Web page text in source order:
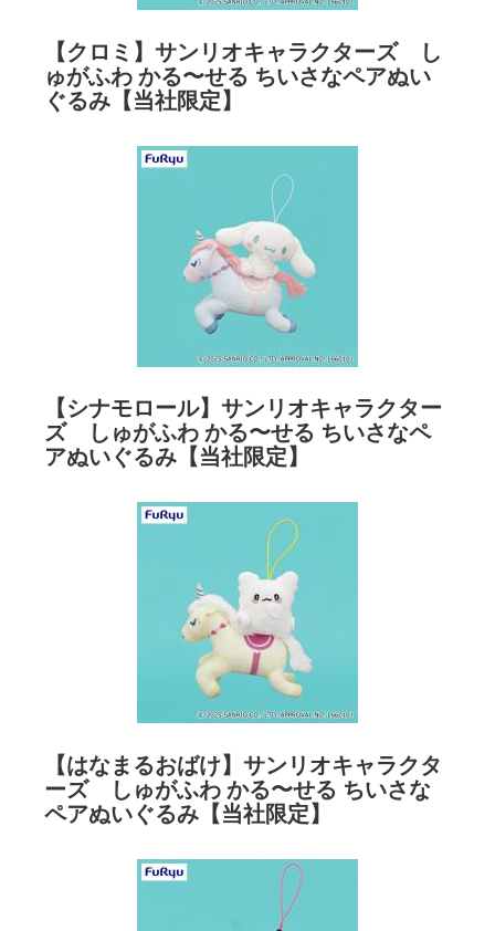
【クロミ】サンリオキャラクターズ し
ゅがふわ かる〜せる ちいさなペアぬい
ぐるみ【当社限定】
【シナモロール】サンリオキャラクター
ズ しゅがふわ かる〜せる ちいさなペ
アぬいぐるみ【当社限定】
【はなまるおばけ】サンリオキャラクタ
ーズ しゅがふわ かる〜せる ちいさな
ペアぬいぐるみ【当社限定】